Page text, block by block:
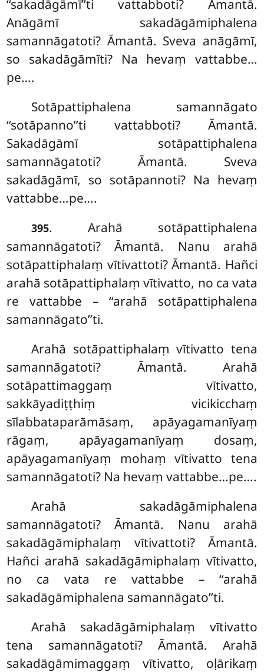
‘‘sakadāgāmī’’ti vattabboti? Āmantā.
Anāgāmī sakadāgāmiphalena
samannāgatoti? Āmantā. Sveva anāgāmī,
so sakadāgāmīti? Na hevaṃ vattabbe…
pe….
Sotāpattiphalena samannāgato
‘‘sotāpanno’’ti vattabboti? Āmantā.
Sakadāgāmī sotāpattiphalena
samannāgatoti? Āmantā. Sveva
sakadāgāmī, so sotāpannoti? Na hevaṃ
vattabbe…pe….
395. Arahā sotāpattiphalena
samannāgatoti? Āmantā. Nanu arahā
sotāpattiphalaṃ vītivattoti? Āmantā. Hañci
arahā sotāpattiphalaṃ vītivatto, no ca vata
re vattabbe – ‘‘arahā sotāpattiphalena
samannāgato’’ti.
Arahā sotāpattiphalaṃ vītivatto tena
samannāgatoti? Āmantā. Arahā
sotāpattimaggaṃ vītivatto,
sakkāyadiṭṭhiṃ vicikicchaṃ
sīlabbataparāmāsaṃ, apāyagamanīyaṃ
rāgaṃ, apāyagamanīyaṃ dosaṃ,
apāyagamanīyaṃ mohaṃ vītivatto tena
samannāgatoti? Na hevaṃ vattabbe…pe….
Arahā sakadāgāmiphalena
samannāgatoti? Āmantā. Nanu arahā
sakadāgāmiphalaṃ vītivattoti? Āmantā.
Hañci arahā sakadāgāmiphalaṃ vītivatto,
no ca vata re vattabbe – ‘‘arahā
sakadāgāmiphalena samannāgato’’ti.
Arahā sakadāgāmiphalaṃ vītivatto
tena samannāgatoti? Āmantā. Arahā
sakadāgāmimaggaṃ vītivatto, oḷārikaṃ